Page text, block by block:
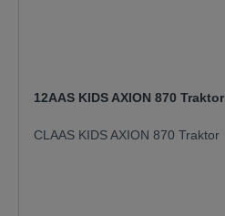
12AAS KIDS AXION 870 Traktor
CLAAS KIDS AXION 870 Traktor